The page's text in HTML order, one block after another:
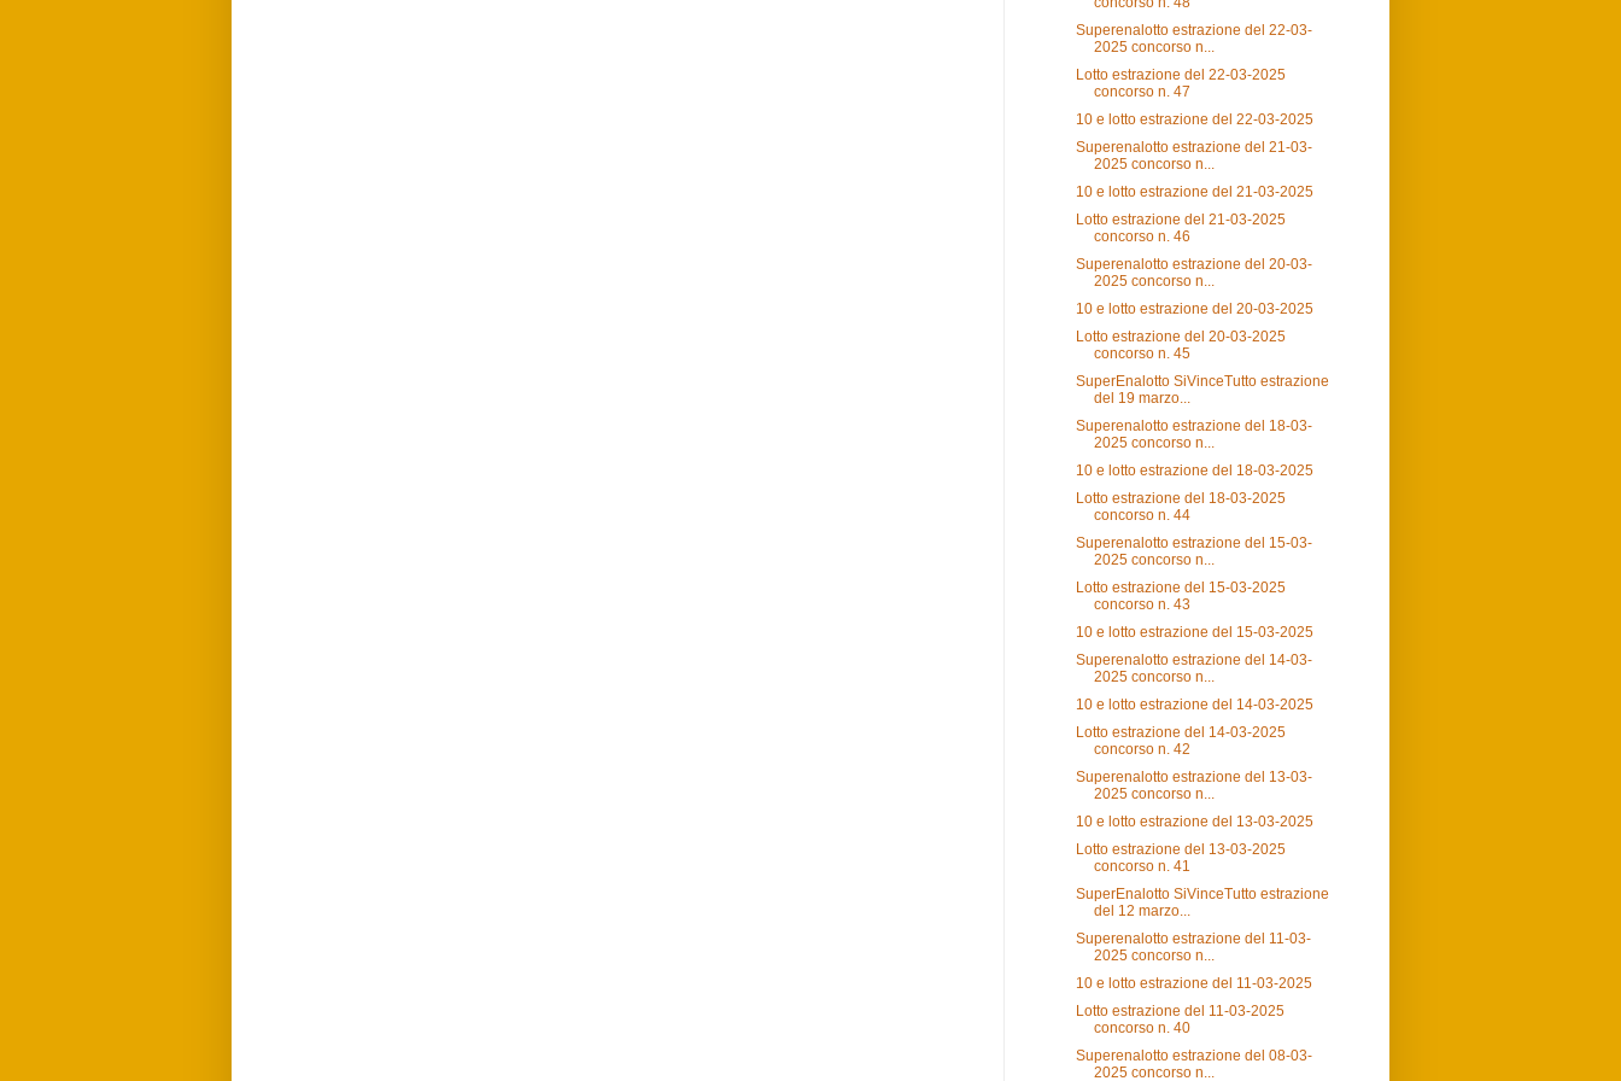
Superenalotto estrazione del 22-03-
2025 concorso n...
Lotto estrazione del 22-03-2025
concorso n. 47
10 e lotto estrazione del 22-03-2025
Superenalotto estrazione del 21-03-
2025 concorso n...
10 e lotto estrazione del 21-03-2025
Lotto estrazione del 21-03-2025
concorso n. 46
Superenalotto estrazione del 20-03-
2025 concorso n...
10 e lotto estrazione del 20-03-2025
Lotto estrazione del 20-03-2025
concorso n. 45
SuperEnalotto SiVinceTutto estrazione
del 19 marzo...
Superenalotto estrazione del 18-03-
2025 concorso n...
10 e lotto estrazione del 18-03-2025
Lotto estrazione del 18-03-2025
concorso n. 44
Superenalotto estrazione del 15-03-
2025 concorso n...
Lotto estrazione del 15-03-2025
concorso n. 43
10 e lotto estrazione del 15-03-2025
Superenalotto estrazione del 14-03-
2025 concorso n...
10 e lotto estrazione del 14-03-2025
Lotto estrazione del 14-03-2025
concorso n. 42
Superenalotto estrazione del 13-03-
2025 concorso n...
10 e lotto estrazione del 13-03-2025
Lotto estrazione del 13-03-2025
concorso n. 41
SuperEnalotto SiVinceTutto estrazione
del 12 marzo...
Superenalotto estrazione del 11-03-
2025 concorso n...
10 e lotto estrazione del 11-03-2025
Lotto estrazione del 11-03-2025
concorso n. 40
Superenalotto estrazione del 08-03-
2025 concorso n...